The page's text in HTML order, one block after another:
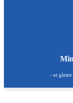
- et glemt